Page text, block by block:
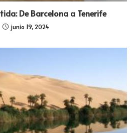
De Barcelona a Tenerife
junio 19, 2024